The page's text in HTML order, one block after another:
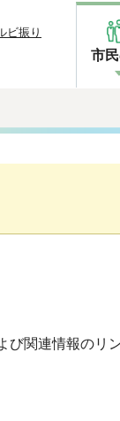
ビ振り
市
関連情報のリ